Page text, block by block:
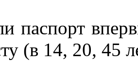
паспорт
(в 14, 20, 45